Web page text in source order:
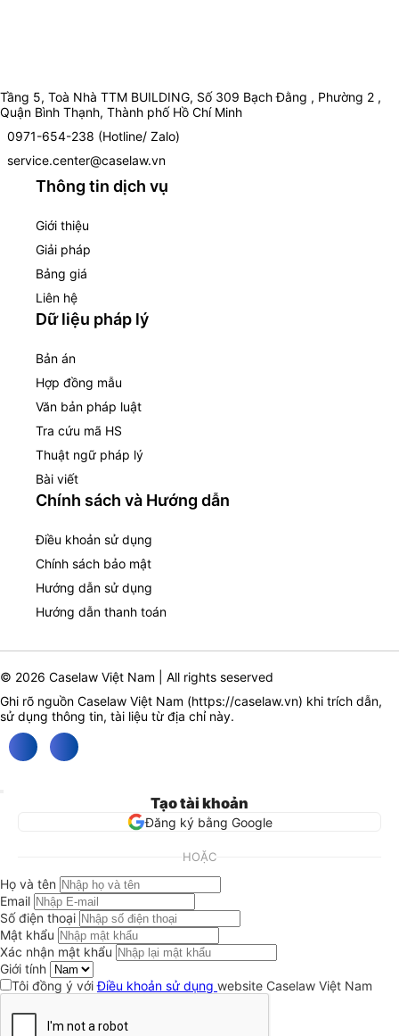
Tầng 5, Toà Nhà TTM BUILDING, Số 309 Bạch Đằng , Phường 2 ,
Quận Bình Thạnh, Thành phố Hồ Chí Minh
0971-654-238 (Hotline/ Zalo)
service.center@caselaw.vn
Thông tin dịch vụ
Giới thiệu
Giải pháp
Bảng giá
Liên hệ
Dữ liệu pháp lý
Bản án
Hợp đồng mẫu
Văn bản pháp luật
Tra cứu mã HS
Thuật ngữ pháp lý
Bài viết
Chính sách và Hướng dẫn
Điều khoản sử dụng
Chính sách bảo mật
Hướng dẫn sử dụng
Hướng dẫn thanh toán
© 2026 Caselaw Việt Nam | All rights seserved
Ghi rõ nguồn Caselaw Việt Nam (https://caselaw.vn) khi trích dẫn,
sử dụng thông tin, tài liệu từ địa chỉ này.
Tạo tài khoản
Đăng ký bằng Google
HOẶC
Họ và tên
Email
Số điện thoại
Mật khẩu
Xác nhận mật khẩu
Giới tính
Tôi đồng ý vớiĐiều khoản sử dụng website Caselaw Việt Nam